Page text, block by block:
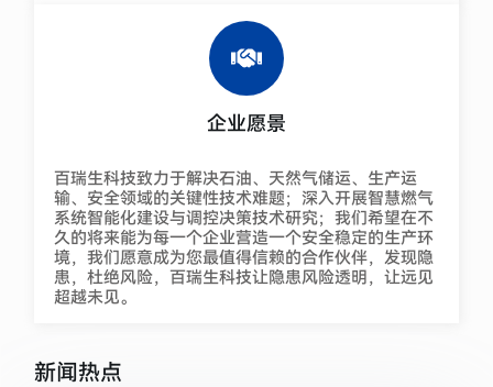
企业愿景
百瑞生科技致力于解决石油、天然气储运、生产运
输、安全领域的关键性技术难题；深入开展智慧燃气
系统智能化建设与调控决策技术研究；我们希望在不
久的将来能为每一个企业营造一个安全稳定的生产环
境，我们愿意成为您最值得信赖的合作伙伴，发现隐
患，杜绝风险，百瑞生科技让隐患风险透明，让远见
超越未见。
新闻热点